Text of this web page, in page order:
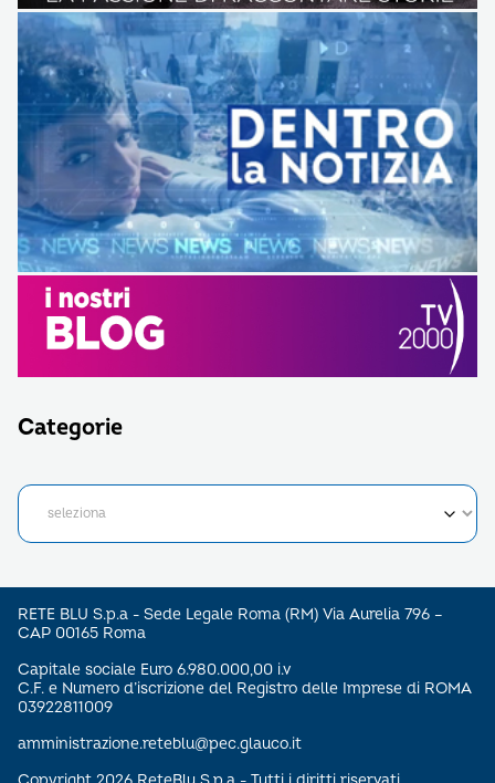
Categorie
RETE BLU S.p.a - Sede Legale Roma (RM) Via Aurelia 796 –
CAP 00165 Roma
Capitale sociale Euro 6.980.000,00 i.v
C.F. e Numero d’iscrizione del Registro delle Imprese di ROMA
03922811009
amministrazione.reteblu@pec.glauco.it